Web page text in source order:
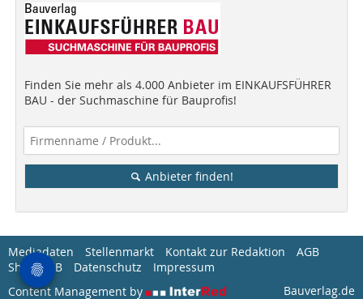
Finden Sie mehr als 4.000 Anbieter im EINKAUFSFÜHRER
BAU - der Suchmaschine für Bauprofis!
Anbieter finden!
Mediadaten Stellenmarkt Kontakt zur Redaktion
AGB
Shop-AGB
Datenschutz
Impressum
Content Management by
Bauverlag.de